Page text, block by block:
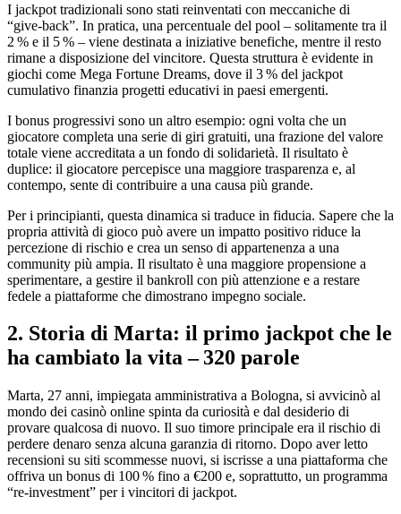
I jackpot tradizionali sono stati reinventati con meccaniche di
“give‑back”. In pratica, una percentuale del pool – solitamente tra il
2 % e il 5 % – viene destinata a iniziative benefiche, mentre il resto
rimane a disposizione del vincitore. Questa struttura è evidente in
giochi come Mega Fortune Dreams, dove il 3 % del jackpot
cumulativo finanzia progetti educativi in paesi emergenti.
I bonus progressivi sono un altro esempio: ogni volta che un
giocatore completa una serie di giri gratuiti, una frazione del valore
totale viene accreditata a un fondo di solidarietà. Il risultato è
duplice: il giocatore percepisce una maggiore trasparenza e, al
contempo, sente di contribuire a una causa più grande.
Per i principianti, questa dinamica si traduce in fiducia. Sapere che la
propria attività di gioco può avere un impatto positivo riduce la
percezione di rischio e crea un senso di appartenenza a una
community più ampia. Il risultato è una maggiore propensione a
sperimentare, a gestire il bankroll con più attenzione e a restare
fedele a piattaforme che dimostrano impegno sociale.
2. Storia di Marta: il primo jackpot che le
ha cambiato la vita – 320 parole
Marta, 27 anni, impiegata amministrativa a Bologna, si avvicinò al
mondo dei casinò online spinta da curiosità e dal desiderio di
provare qualcosa di nuovo. Il suo timore principale era il rischio di
perdere denaro senza alcuna garanzia di ritorno. Dopo aver letto
recensioni su siti scommesse nuovi, si iscrisse a una piattaforma che
offriva un bonus di 100 % fino a €200 e, soprattutto, un programma
“re‑investment” per i vincitori di jackpot.